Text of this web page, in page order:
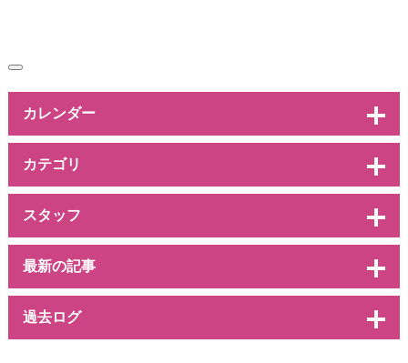
カレンダー
カテゴリ
スタッフ
最新の記事
過去ログ